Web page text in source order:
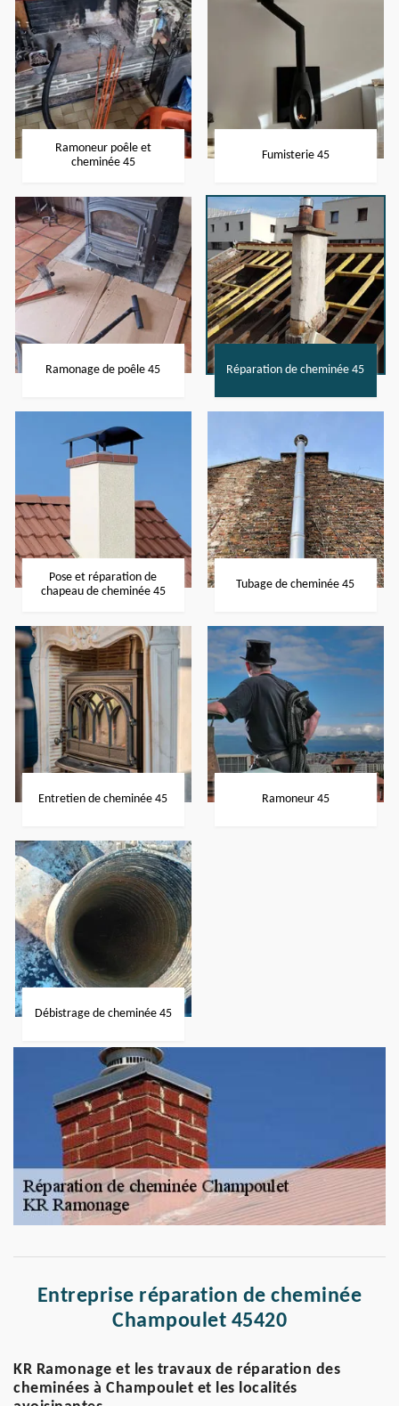
Ramoneur poêle et
cheminée 45
Fumisterie 45
Ramonage de poêle 45 Réparation de cheminée 45
Pose et réparation de
chapeau de cheminée 45
Tubage de cheminée 45
Entretien de cheminée 45 Ramoneur 45
Débistrage de cheminée 45
Entreprise réparation de cheminée
Champoulet 45420
KR Ramonage et les travaux de réparation des
cheminées à Champoulet et les localités